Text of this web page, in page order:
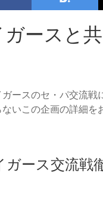
ースと
ースのセ・パ交流
いこの企画の詳細を
ース交流戦